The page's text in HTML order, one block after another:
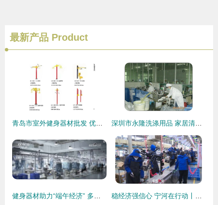
最新产品 Product